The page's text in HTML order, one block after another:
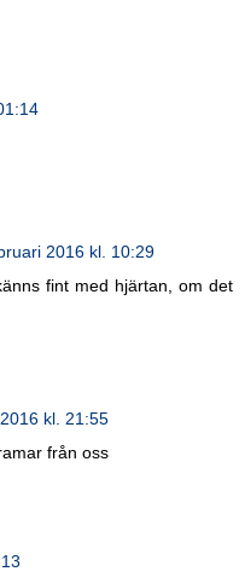
2016 kl. 10:29
fint med hjärtan, om det
kl. 21:55
från oss